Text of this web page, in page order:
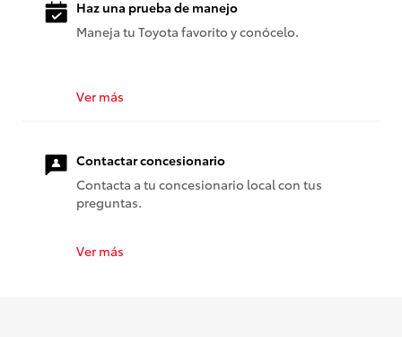
Haz una prueba de manejo
Maneja tu Toyota favorito y conócelo.
Ver más
Contactar concesionario
Contacta a tu concesionario local con tus
preguntas.
Ver más